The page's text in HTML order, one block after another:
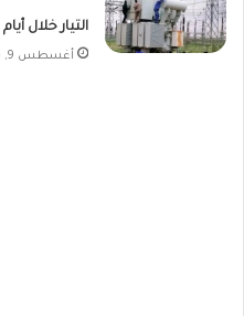
التيار خلال أيام
أغسطس 9, 2026